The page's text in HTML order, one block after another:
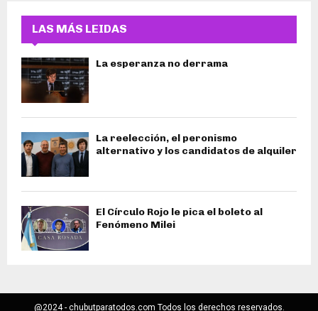
LAS MÁS LEIDAS
La esperanza no derrama
La reelección, el peronismo
alternativo y los candidatos de alquiler
El Círculo Rojo le pica el boleto al
Fenómeno Milei
@2024 - chubutparatodos.com Todos los derechos reservados.